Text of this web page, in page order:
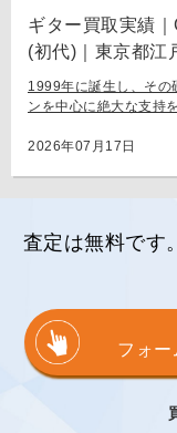
ギター買取実績
(初代)｜東京都江
1999年に誕生し、その
ンを中心に絶大な支持
[…]
2026年07月17日
査定は無料です。
フォー